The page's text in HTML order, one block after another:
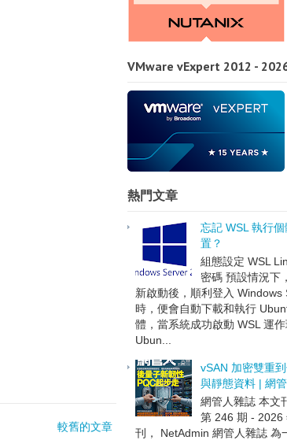
較舊的文章
VMware vExpert 2012 -
熱門文章
忘記 WSL 執行
置？
組態設定 WSL
密碼 預設情況下
新啟動後，順利登入
時，便會自動下載和執行
體，當系統成功啟動 WSL 運
Ubun...
vSAN 加密雙重
與靜態資料 | 網
網管人雜誌 本文
第 246 期 - 2026
刊， NetAdmin 網管人雜誌 為